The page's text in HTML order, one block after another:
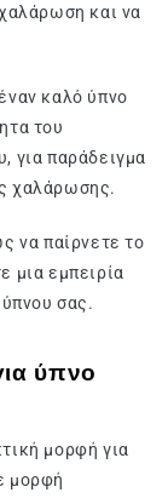
και να
καλό ύπνο
του
για παράδειγμα
χαλάρωσης.
να παίρνετε το
μια εμπειρία
ύπνου σας.
ύπνο
μορφή για
μορφή